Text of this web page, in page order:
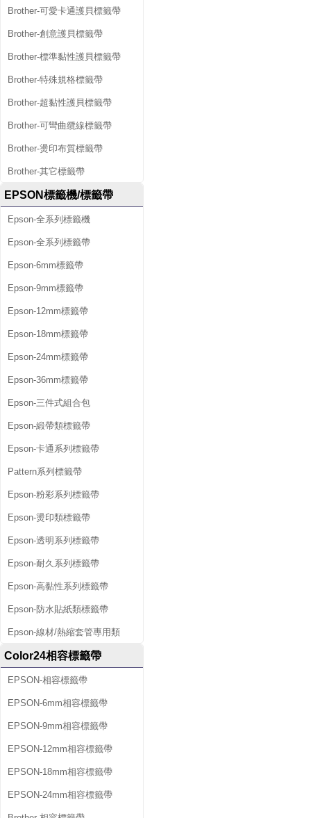
Brother-可愛卡通護貝標籤帶
Brother-創意護貝標籤帶
Brother-標準黏性護貝標籤帶
Brother-特殊規格標籤帶
Brother-超黏性護貝標籤帶
Brother-可彎曲纜線標籤帶
Brother-燙印布質標籤帶
Brother-其它標籤帶
EPSON標籤機/標籤帶
Epson-全系列標籤機
Epson-全系列標籤帶
Epson-6mm標籤帶
Epson-9mm標籤帶
Epson-12mm標籤帶
Epson-18mm標籤帶
Epson-24mm標籤帶
Epson-36mm標籤帶
Epson-三件式組合包
Epson-緞帶類標籤帶
Epson-卡通系列標籤帶
Pattern系列標籤帶
Epson-粉彩系列標籤帶
Epson-燙印類標籤帶
Epson-透明系列標籤帶
Epson-耐久系列標籤帶
Epson-高黏性系列標籤帶
Epson-防水貼紙類標籤帶
Epson-線材/熱縮套管專用類
Color24相容標籤帶
EPSON-相容標籤帶
EPSON-6mm相容標籤帶
EPSON-9mm相容標籤帶
EPSON-12mm相容標籤帶
EPSON-18mm相容標籤帶
EPSON-24mm相容標籤帶